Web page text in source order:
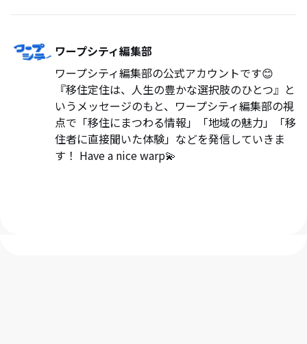
ワープシティ編集部
ワープシティ編集部の公式アカウントです😊
『移住定住は、人生の豊かな選択肢のひとつ』と
いうメッセージのもと、ワープシティ編集部の視
点で「移住にまつわる情報」「地域の魅力」「移
住者に直接聞いた体験」などを発信していきま
す！ Have a nice warp💫